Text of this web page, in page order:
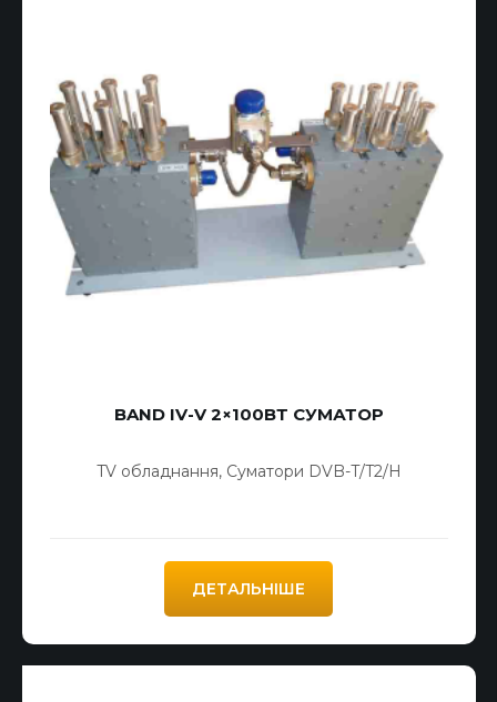
BAND IV-V 2×100ВТ СУМАТОР
TV обладнання, Суматори DVB-T/T2/H
ДЕТАЛЬНІШЕ